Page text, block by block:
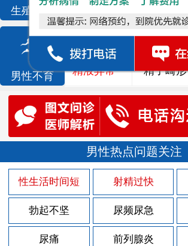
生殖感染 尿相关 泌尿感染
男性不育
死精 少精
精液异常 精子畸形
男性热点问题关注
性生活时间短 射精过快
勃起不坚 尿频尿急
尿痛 前列腺炎